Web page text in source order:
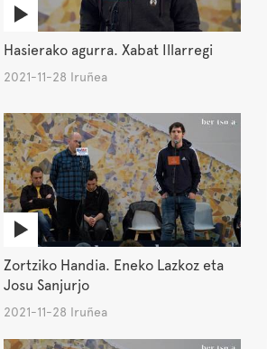
Hasierako agurra. Xabat Illarregi
2021-11-28 Iruñea
Zortziko Handia. Eneko Lazkoz eta
Josu Sanjurjo
2021-11-28 Iruñea